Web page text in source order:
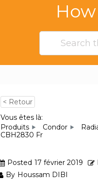
< Retour
Vous êtes là:
Produits
Condor
CBH2830 Fr
Posted 17 février 2019
By Houssam DIBI